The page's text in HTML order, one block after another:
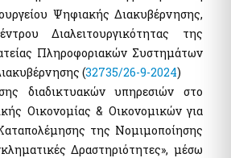
(Ε.Μ.Επ) Κέντρο Ειδοποιήσεων
πολίτη (ΔΔ)
Χρηστών Οριζόντιων
Δημόσιας Διοίκησης
πληγέντων Κορωνοϊού Αίτηση
συνεισφοράς Δημοσίου στην
δανείων
KYB)
Καπνικών Προϊόντων (ID Issuer)
Ψηφιακής Διακυβέρνησης,
Διαλειτουργικότητας της
Πληροφοριακών Συστημάτων
(32735/26-9-2024)
διαδικτυακών υπηρεσιών στο
Οικονομίας & Οικονομικών για
της Νομιμοποίησης
Δραστηριότητες», μέσω